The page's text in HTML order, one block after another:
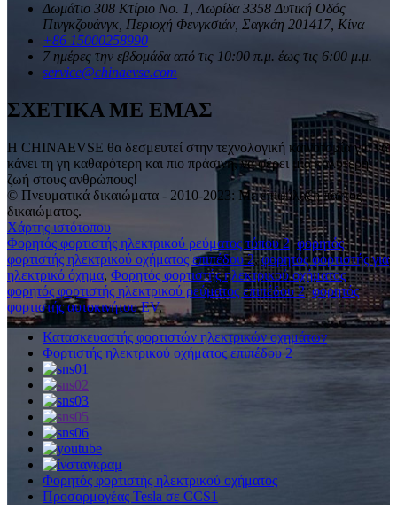
Δωμάτιο 308 Κτίριο Νο. 1, Λωρίδα 3358 Δυτική Οδός
Πινγκζουάνγκ, Περιοχή Φενγκσιάν, Σαγκάη 201417, Κίνα
+86 15000258990
7 ημέρες την εβδομάδα από τις 10:00 π.μ. έως τις 6:00 μ.μ.
service@chinaevse.com
ΣΧΕΤΙΚΑ ΜΕ ΕΜΑΣ
Η CHINAEVSE θα δεσμευτεί στην τεχνολογική καινοτομία για να
κάνει τη γη καθαρότερη και πιο πράσινη, να φέρει μια καλύτερη
ζωή στους ανθρώπους!
© Πνευματικά δικαιώματα - 2010-2023: Με επιφύλαξη παντός
δικαιώματος.
Χάρτης ιστότοπου
Φορητός φορτιστής ηλεκτρικού ρεύματος τύπου 2,φορητός
φορτιστής ηλεκτρικού οχήματος επιπέδου 2,φορητός φορτιστής για
ηλεκτρικό όχημα, Φορητός φορτιστής ηλεκτρικού οχήματος,
φορητός φορτιστής ηλεκτρικού ρεύματος επιπέδου 2,φορητός
φορτιστής αυτοκινήτου EV,
Κατασκευαστής φορτιστών ηλεκτρικών οχημάτων
Φορτιστής ηλεκτρικού οχήματος επιπέδου 2
Φορητός φορτιστής ηλεκτρικού οχήματος
Προσαρμογέας Tesla σε CCS1